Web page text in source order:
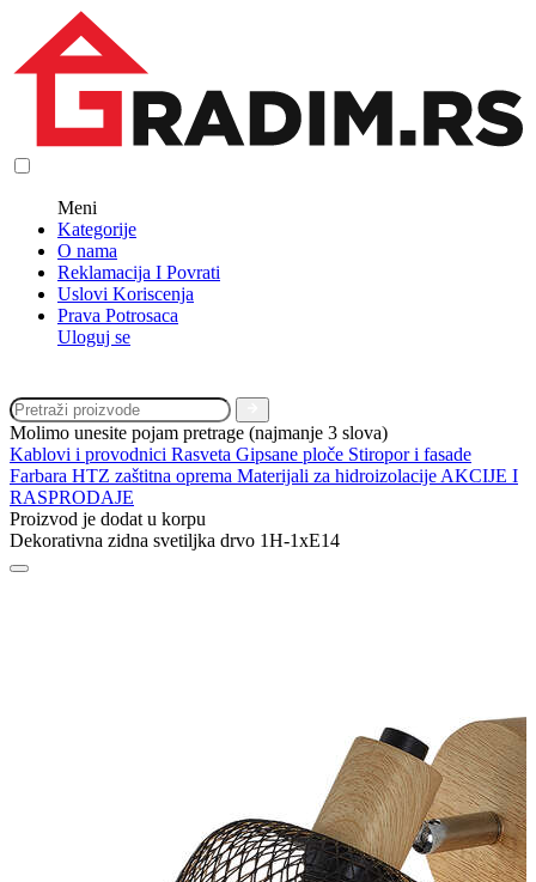
Meni
Kategorije
O nama
Reklamacija I Povrati
Uslovi Koriscenja
Prava Potrosaca
Uloguj se
Molimo unesite pojam pretrage (najmanje 3 slova)
Kablovi i provodnici Rasveta Gipsane ploče Stiropor i fasade
Farbara HTZ zaštitna oprema Materijali za hidroizolacije AKCIJE I
RASPRODAJE
Proizvod je dodat u korpu
Dekorativna zidna svetiljka drvo 1H-1xE14